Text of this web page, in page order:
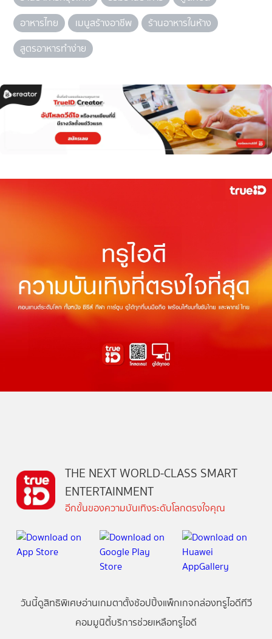
อาหารไทย
เมนูสร้างอาชีพ
ร้านอาหารในห้าง
สูตรอาหารทำง่าย
THE NEXT WORLD-CLASS SMART
ENTERTAINMENT
อีกขั้นของความบันเทิงระดับโลกตรงใจคุณ
วันนี้ดูสิทธิพิเศษอ่านเกมตาตั้งช้อปปิ้งแพ็กเกจกล่องทรูไอดีทีวี
คอมมูนิตี้บริการช่วยเหลือทรูไอดี